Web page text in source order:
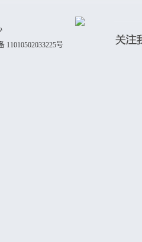
11010502033225号